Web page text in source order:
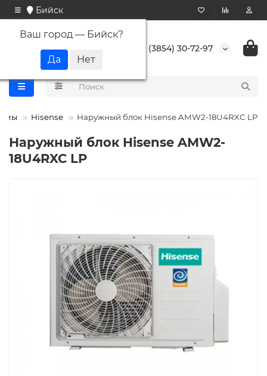
Бийск
Ваш город — Бийск?
+7 (3854) 30-72-97
Hisense Наружный блок Hisense AMW2-18U4RXC LP
Наружный блок Hisense AMW2-
18U4RXC LP